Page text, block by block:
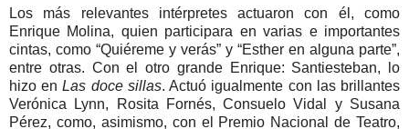
Los más relevantes intérpretes actuaron con él, como
Enrique Molina, quien participara en varias e importantes
cintas, como “Quiéreme y verás” y “Esther en alguna parte”,
entre otras. Con el otro grande Enrique: Santiesteban, lo
hizo enLas doce sillas. Actuó igualmente con las brillantes
Verónica Lynn, Rosita Fornés, Consuelo Vidal y Susana
Pérez, como, asimismo, con el Premio Nacional de Teatro,